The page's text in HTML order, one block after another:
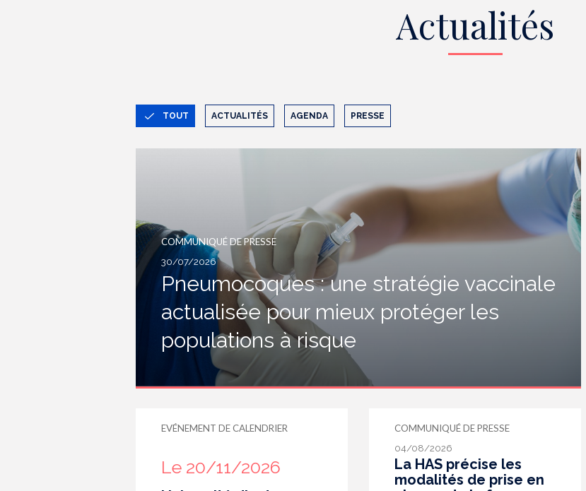
Actualités
TOUT ACTUALITÉS AGENDA PRESSE
COMMUNIQUÉ DE PRESSE
30/07/2026
Pneumocoques : une stratégie vaccinale
actualisée pour mieux protéger les
populations à risque
EVÉNEMENT DE CALENDRIER
Le 20/11/2026
COMMUNIQUÉ DE PRESSE
04/08/2026
La HAS précise les
modalités de prise en